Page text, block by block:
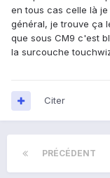
en tous cas celle là
général, je trouve ça
que sous CM9 c'est
la surcouche
Citer
PRÉCÉDENT